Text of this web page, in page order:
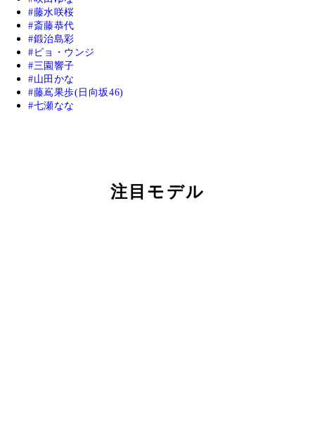
藤水咲桜
斎藤恭代
鍛治島彩
ピョ・ウンジ
三園響子
山田かな
藤嶌果歩(日向坂46)
七瀬なな
注目モデル